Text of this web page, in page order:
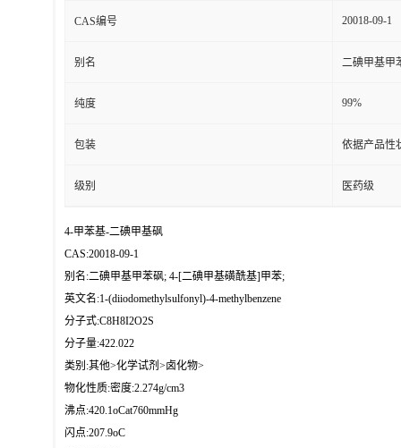
CAS编号 20018-09-1
别名 二碘甲基甲
纯度 99%
包装 依据产品性
级别 医药级
4-甲苯基-二碘甲基砜
CAS:20018-09-1
别名:二碘甲基甲苯砜; 4-[二碘甲基磺酰基]甲苯;
英文名:1-(diiodomethylsulfonyl)-4-methylbenzene
分子式:C8H8I2O2S
分子量:422.022
类别:其他>化学试剂>卤化物>
物化性质:密度:2.274g/cm3
沸点:420.1oCat760mmHg
闪点:207.9oC